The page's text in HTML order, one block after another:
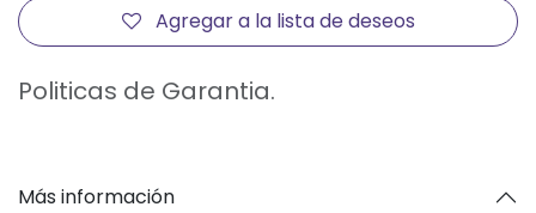
Agregar a la lista de deseos
Politicas de Garantia.
Más información